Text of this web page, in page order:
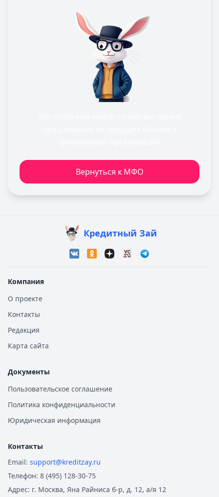
Вернуться к МФО
Кредитный Зай
Компания
О проекте
Контакты
Редакция
Карта сайта
Документы
Пользовательское соглашение
Политика конфиденциальности
Юридическая информация
Контакты
Email: support@kreditzay.ru
Телефон: 8 (495) 128-30-75
Адрес: г. Москва, Яна Райниса б-р, д. 12, а/я 12